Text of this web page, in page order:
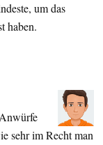
um das
haben.
sehr im Recht man